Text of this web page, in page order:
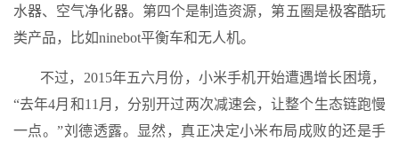
水器、空气净化器。第四个是制造资源，第五圈是极客酷玩
类产品，比如ninebot平衡车和无人机。
不过，2015年五六月份，小米手机开始遭遇增长困境，
“去年4月和11月，分别开过两次减速会，让整个生态链跑慢
一点。”刘德透露。显然，真正决定小米布局成败的还是手